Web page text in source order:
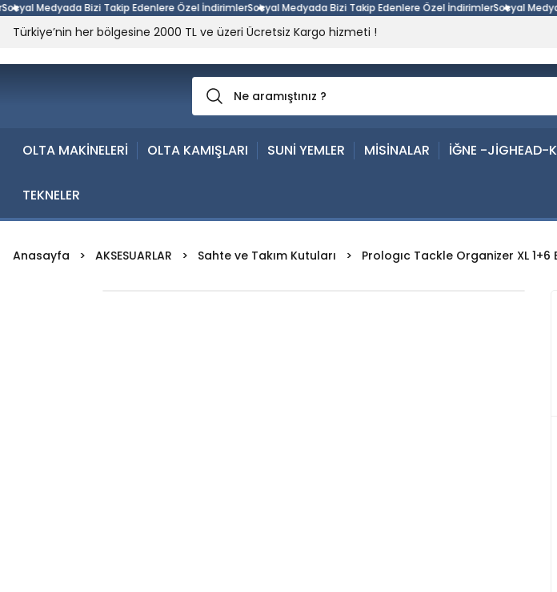
Medyada Bizi Takip Edenlere Özel İndirimlerSosyal Medyada Bizi Takip Edenlere Özel İndirimlerSosyal Medyada
Türkiye’nin her bölgesine 2000 TL ve üzeri Ücretsiz Kargo hizmeti !
OLTA MAKİNELERİ OLTA KAMIŞLARI SUNİ YEMLER MİSİNALAR İĞNE -JİGHEAD-
TEKNELER
Anasayfa AKSESUARLAR Sahte ve Takım Kutuları Prologıc Tackle Organizer XL